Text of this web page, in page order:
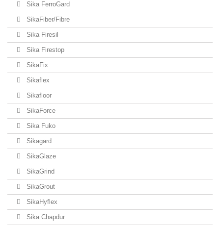
Sika FerroGard
SikaFiber/Fibre
Sika Firesil
Sika Firestop
SikaFix
Sikaflex
Sikafloor
SikaForce
Sika Fuko
Sikagard
SikaGlaze
SikaGrind
SikaGrout
SikaHyflex
Sika Chapdur